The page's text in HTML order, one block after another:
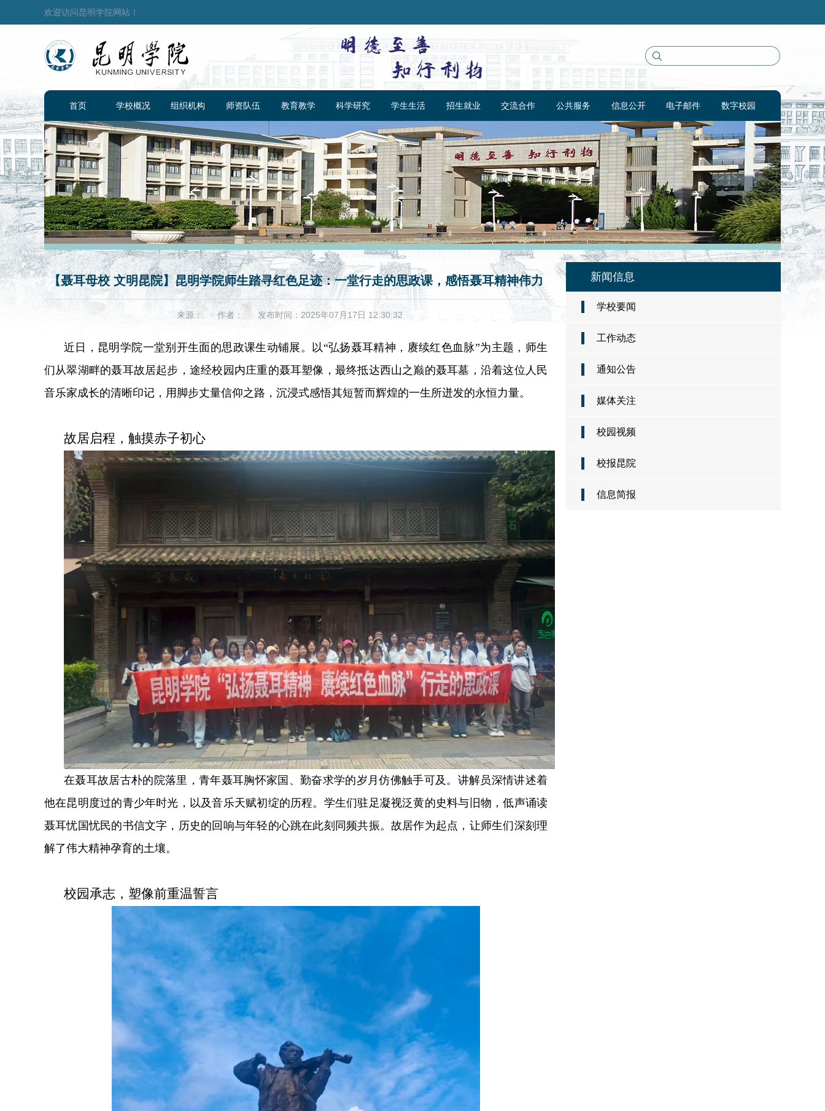
欢迎访问昆明学院网站！
首页 学校概况 组织机构 师资队伍 教育教学 科学研究 学生生活 招生就业 交流合作 公共服务 信息公开 电子邮件 数字校园
新闻信息
学校要闻
工作动态
通知公告
媒体关注
校园视频
校报昆院
信息简报
【聂耳母校 文明昆院】昆明学院师生踏寻红色足迹：一堂行走的思政课，感悟聂耳精神伟力
来源： 作者： 发布时间：2025年07月17日 12:30:32
近日，昆明学院一堂别开生面的思政课生动铺展。以“弘扬聂耳精神，赓续红色血脉”为主题，师生
们从翠湖畔的聂耳故居起步，途经校园内庄重的聂耳塑像，最终抵达西山之巅的聂耳墓，沿着这位人民
音乐家成长的清晰印记，用脚步丈量信仰之路，沉浸式感悟其短暂而辉煌的一生所迸发的永恒力量。
故居启程，触摸赤子初心
在聂耳故居古朴的院落里，青年聂耳胸怀家国、勤奋求学的岁月仿佛触手可及。讲解员深情讲述着
他在昆明度过的青少年时光，以及音乐天赋初绽的历程。学生们驻足凝视泛黄的史料与旧物，低声诵读
聂耳忧国忧民的书信文字，历史的回响与年轻的心跳在此刻同频共振。故居作为起点，让师生们深刻理
解了伟大精神孕育的土壤。
校园承志，塑像前重温誓言